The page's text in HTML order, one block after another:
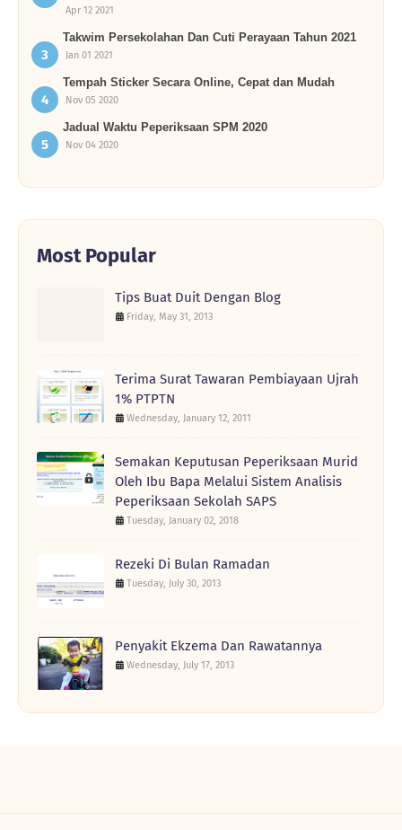
Apr 12 2021
Takwim Persekolahan Dan Cuti Perayaan Tahun 2021
Jan 01 2021
Tempah Sticker Secara Online, Cepat dan Mudah
Nov 05 2020
Jadual Waktu Peperiksaan SPM 2020
Nov 04 2020
Most Popular
Tips Buat Duit Dengan Blog
Friday, May 31, 2013
Terima Surat Tawaran Pembiayaan Ujrah
1% PTPTN
Wednesday, January 12, 2011
Semakan Keputusan Peperiksaan Murid
Oleh Ibu Bapa Melalui Sistem Analisis
Peperiksaan Sekolah SAPS
Tuesday, January 02, 2018
Rezeki Di Bulan Ramadan
Tuesday, July 30, 2013
Penyakit Ekzema Dan Rawatannya
Wednesday, July 17, 2013